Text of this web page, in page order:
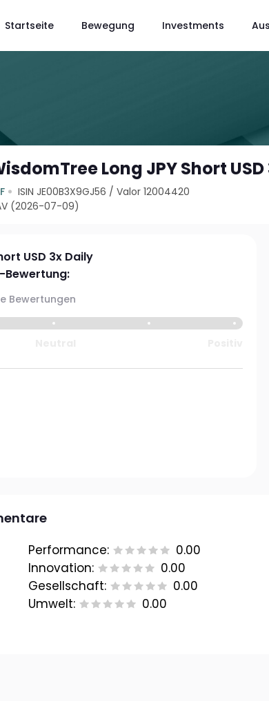
Startseite Bewegung Investments
Long JPY Short
ISIN JE00B3X9GJ56 /Valor 12004420
(2026-07-09)
USD 3x Daily
Bewertung:
Bewertungen
Performance:
0.00
Innovation:
0.00
Gesellschaft:
0.00
Umwelt:
0.00